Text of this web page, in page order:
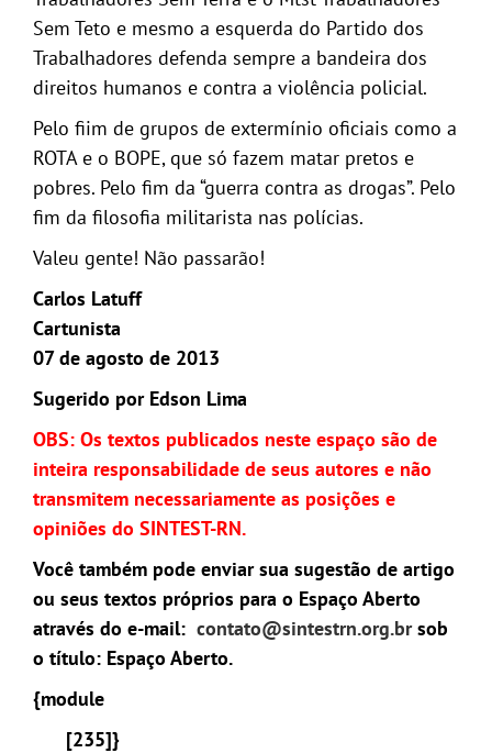
Sem Teto e mesmo a esquerda do Partido dos
Trabalhadores defenda sempre a bandeira dos
direitos humanos e contra a violência policial.
Pelo fiim de grupos de extermínio oficiais como a
ROTA e o BOPE, que só fazem matar pretos e
pobres. Pelo fim da “guerra contra as drogas”. Pelo
fim da filosofia militarista nas polícias.
Valeu gente! Não passarão!
Carlos Latuff
Cartunista
07 de agosto de 2013
Sugerido por Edson Lima
OBS: Os textos publicados neste espaço são de
inteira responsabilidade de seus autores e não
transmitem necessariamente as posições e
opiniões do SINTEST-RN.
Você também pode enviar sua sugestão de artigo
ou seus textos próprios para o Espaço Aberto
através do e-mail: contato@sintestrn.org.brsob
o título: Espaço Aberto.
{module
[235]}